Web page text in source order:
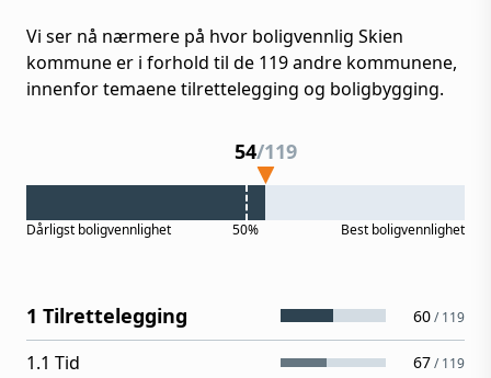
Vi ser nå nærmere på hvor boligvennlig Skien
kommune er i forhold til de 119andre kommunene,
innenfor temaene tilrettelegging og boligbygging.
54/119
Dårligst boligvennlighet 50% Best boligvennlighet
1 Tilrettelegging 60/119
1.1 Tid 67/119